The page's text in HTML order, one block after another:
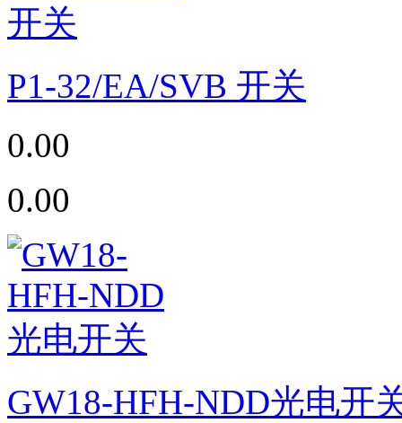
P1-32/EA/SVB 开关
0.00
0.00
GW18-HFH-NDD光电开